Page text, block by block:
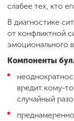
слабее тех, кто
В диагностике
от конфликтной
эмоционального
Компоненты
вредит кому-
случайный